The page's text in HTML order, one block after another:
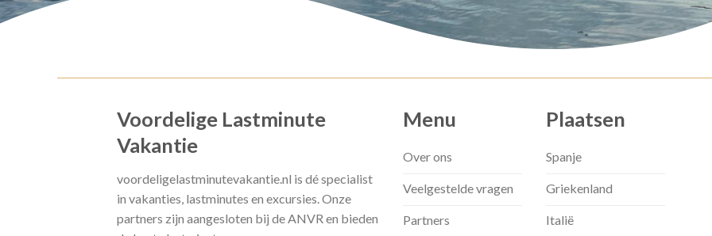
Voordelige Lastminute
Vakantie
voordeligelastminutevakantie.nl is dé specialist
in vakanties, lastminutes en excursies. Onze
partners zijn aangesloten bij de ANVR en bieden
Menu
Over ons
Veelgestelde vragen
Partners
Plaatsen
Spanje
Griekenland
Italië